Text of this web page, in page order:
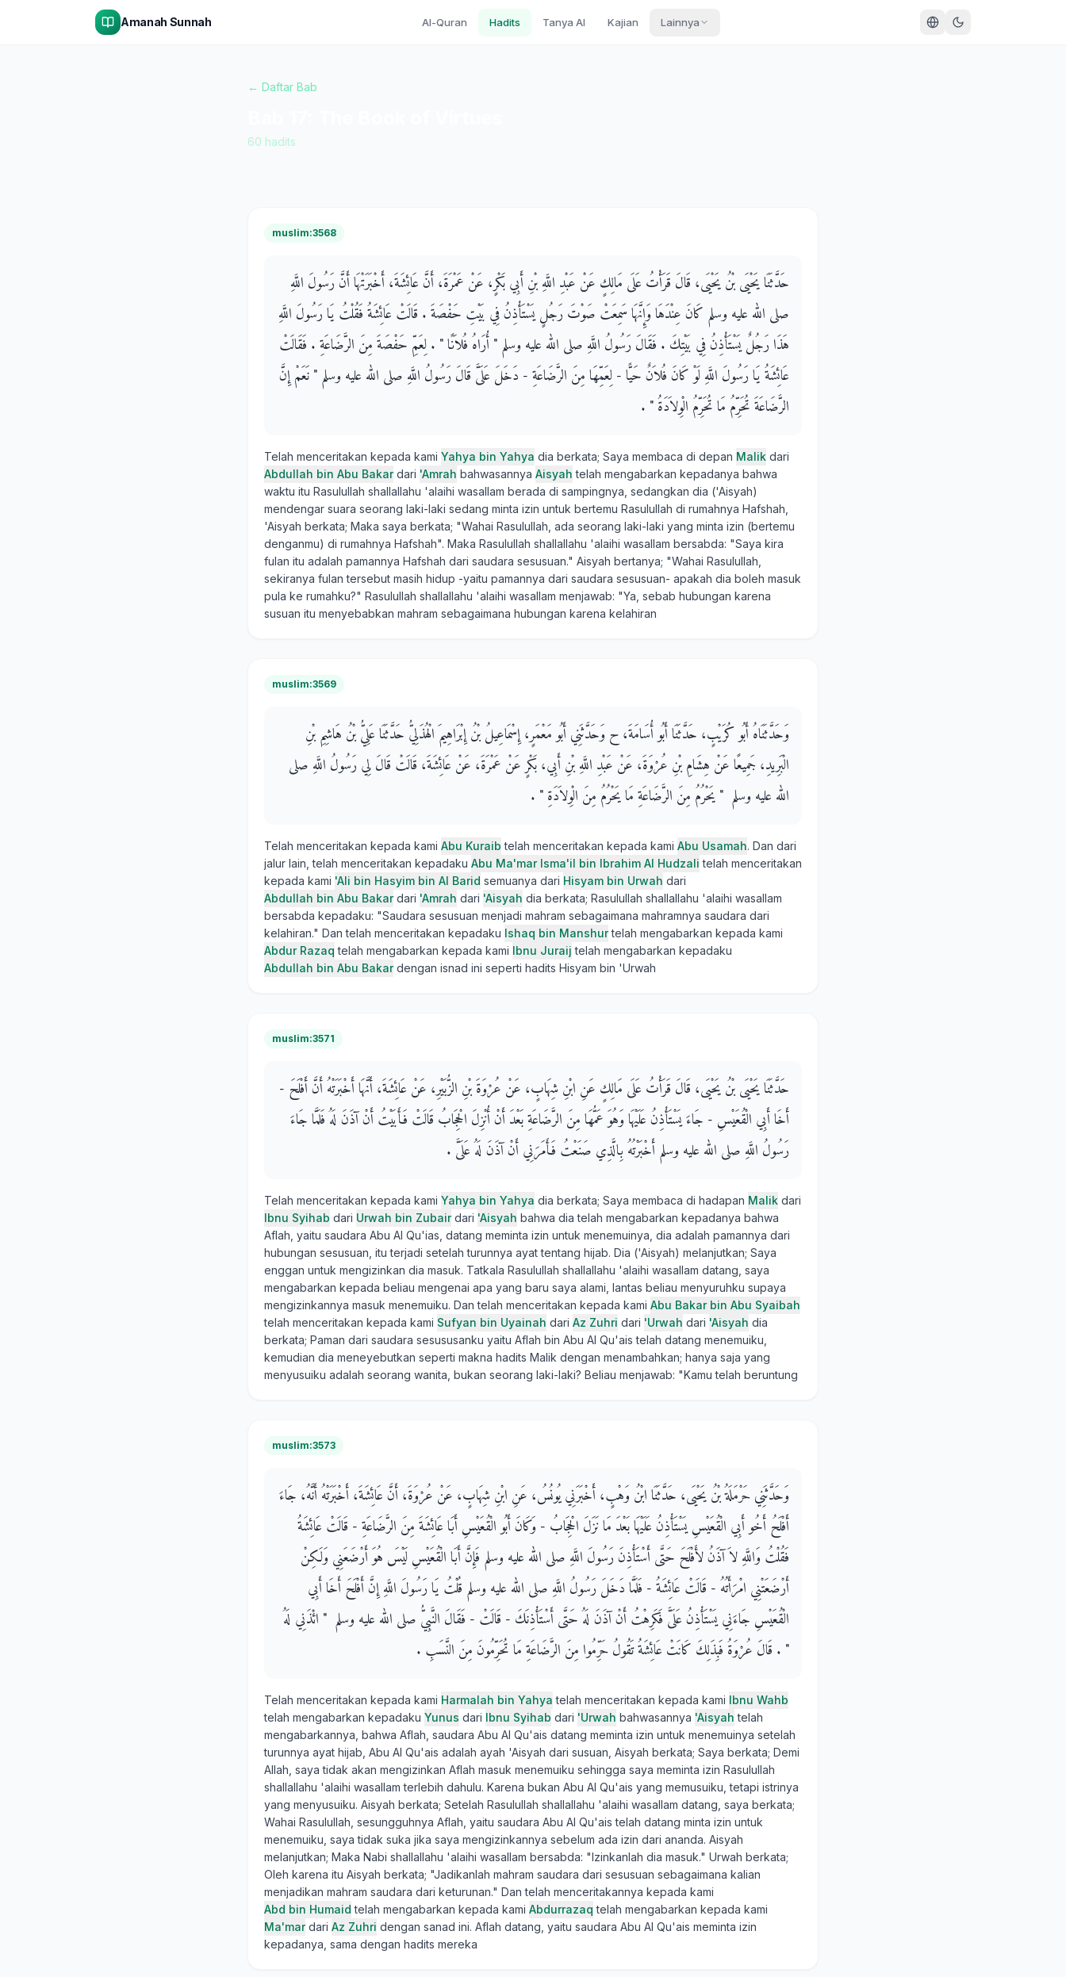
Amanah Sunnah Al-Quran Hadits Tanya AI Kajian Lainnya
← Daftar Bab
60 hadits
muslim:3568
حَدَّثَنَا يَحْيَى بْنُ يَحْيَى، قَالَ قَرَأْتُ عَلَى مَالِكٍ عَنْ عَبْدِ اللَّهِ بْنِ أَبِي بَكْرٍ، عَنْ عَمْرَةَ، أَنَّ عَائِشَةَ، أَخْبَرَتْهَا أَنَّ رَسُولَ اللَّهِ
صلى الله عليه وسلم كَانَ عِنْدَهَا وَإِنَّهَا سَمِعَتْ صَوْتَ رَجُلٍ يَسْتَأْذِنُ فِي بَيْتِ حَفْصَةَ ‏.‏ قَالَتْ عَائِشَةُ فَقُلْتُ يَا رَسُولَ اللَّهِ
هَذَا رَجُلٌ يَسْتَأْذِنُ فِي بَيْتِكَ ‏.‏ فَقَالَ رَسُولُ اللَّهِ صلى الله عليه وسلم ‏"‏ أُرَاهُ فُلاَنًا ‏"‏ ‏.‏ لِعَمِّ حَفْصَةَ مِنَ الرَّضَاعَةِ ‏.‏ فَقَالَتْ
عَائِشَةُ يَا رَسُولَ اللَّهِ لَوْ كَانَ فُلاَنٌ حَيًّا - لِعَمِّهَا مِنَ الرَّضَاعَةِ - دَخَلَ عَلَىَّ قَالَ رَسُولُ اللَّهِ صلى الله عليه وسلم ‏"‏ نَعَمْ إِنَّ
الرَّضَاعَةَ تُحَرِّمُ مَا تُحَرِّمُ الْوِلاَدَةُ ‏"‏ ‏.‏
Telah menceritakan kepada kami Yahya bin Yahya dia berkata; Saya membaca di depan Malik dari
Abdullah bin Abu Bakardari 'Amrah bahwasannya Aisyah telah mengabarkan kepadanya bahwa
waktu itu Rasulullah shallallahu 'alaihi wasallam berada di sampingnya, sedangkan dia ('Aisyah)
mendengar suara seorang laki-laki sedang minta izin untuk bertemu Rasulullah di rumahnya Hafshah,
'Aisyah berkata; Maka saya berkata; "Wahai Rasulullah, ada seorang laki-laki yang minta izin (bertemu
denganmu) di rumahnya Hafshah". Maka Rasulullah shallallahu 'alaihi wasallam bersabda: "Saya kira
fulan itu adalah pamannya Hafshah dari saudara sesusuan." Aisyah bertanya; "Wahai Rasulullah,
sekiranya fulan tersebut masih hidup -yaitu pamannya dari saudara sesusuan- apakah dia boleh masuk
pula ke rumahku?" Rasulullah shallallahu 'alaihi wasallam menjawab: "Ya, sebab hubungan karena
susuan itu menyebabkan mahram sebagaimana hubungan karena kelahiran
muslim:3569
وَحَدَّثَنَاهُ أَبُو كُرَيْبٍ، حَدَّثَنَا أَبُو أُسَامَةَ، ح وَحَدَّثَنِي أَبُو مَعْمَرٍ، إِسْمَاعِيلُ بْنُ إِبْرَاهِيمَ الْهُذَلِيُّ حَدَّثَنَا عَلِيُّ بْنُ هَاشِمِ بْنِ
الْبَرِيدِ، جَمِيعًا عَنْ هِشَامِ بْنِ عُرْوَةَ، عَنْ عَبْدِ اللَّهِ بْنِ أَبِي، بَكْرٍ عَنْ عَمْرَةَ، عَنْ عَائِشَةَ، قَالَتْ قَالَ لِي رَسُولُ اللَّهِ صلى
الله عليه وسلم ‏ "‏ يَحْرُمُ مِنَ الرَّضَاعَةِ مَا يَحْرُمُ مِنَ الْوِلاَدَةِ ‏"‏ ‏.‏
Telah menceritakan kepada kami Abu Kuraib telah menceritakan kepada kami Abu Usamah. Dan dari
jalur lain, telah menceritakan kepadaku Abu Ma'mar Isma'il bin Ibrahim Al Hudzali telah menceritakan
kepada kami 'Ali bin Hasyim bin Al Barid semuanya dari Hisyam bin Urwah dari
Abdullah bin Abu Bakardari 'Amrah dari 'Aisyah dia berkata; Rasulullah shallallahu 'alaihi wasallam
bersabda kepadaku: "Saudara sesusuan menjadi mahram sebagaimana mahramnya saudara dari
kelahiran." Dan telah menceritakan kepadaku Ishaq bin Manshurtelah mengabarkan kepada kami
Abdur Razaq telah mengabarkan kepada kami Ibnu Juraij telah mengabarkan kepadaku
Abdullah bin Abu Bakardengan isnad ini seperti hadits Hisyam bin 'Urwah
muslim:3571
حَدَّثَنَا يَحْيَى بْنُ يَحْيَى، قَالَ قَرَأْتُ عَلَى مَالِكٍ عَنِ ابْنِ شِهَابٍ، عَنْ عُرْوَةَ بْنِ الزُّبَيْرِ، عَنْ عَائِشَةَ، أَنَّهَا أَخْبَرَتْهُ أَنَّ أَفْلَحَ -
أَخَا أَبِي الْقُعَيْسِ - جَاءَ يَسْتَأْذِنُ عَلَيْهَا وَهُوَ عَمُّهَا مِنَ الرَّضَاعَةِ بَعْدَ أَنْ أُنْزِلَ الْحِجَابُ قَالَتْ فَأَبَيْتُ أَنْ آذَنَ لَهُ فَلَمَّا جَاءَ
رَسُولُ اللَّهِ صلى الله عليه وسلم أَخْبَرْتُهُ بِالَّذِي صَنَعْتُ فَأَمَرَنِي أَنْ آذَنَ لَهُ عَلَىَّ ‏.‏
Telah menceritakan kepada kami Yahya bin Yahya dia berkata; Saya membaca di hadapan Malik dari
Ibnu Syihab dari Urwah bin Zubairdari 'Aisyah bahwa dia telah mengabarkan kepadanya bahwa
Aflah, yaitu saudara Abu Al Qu'ias, datang meminta izin untuk menemuinya, dia adalah pamannya dari
hubungan sesusuan, itu terjadi setelah turunnya ayat tentang hijab. Dia ('Aisyah) melanjutkan; Saya
enggan untuk mengizinkan dia masuk. Tatkala Rasulullah shallallahu 'alaihi wasallam datang, saya
mengabarkan kepada beliau mengenai apa yang baru saya alami, lantas beliau menyuruhku supaya
mengizinkannya masuk menemuiku. Dan telah menceritakan kepada kami Abu Bakar bin Abu Syaibah
telah menceritakan kepada kami Sufyan bin Uyainah dari Az Zuhri dari 'Urwah dari 'Aisyah dia
berkata; Paman dari saudara sesususanku yaitu Aflah bin Abu Al Qu'ais telah datang menemuiku,
kemudian dia meneyebutkan seperti makna hadits Malik dengan menambahkan; hanya saja yang
menyusuiku adalah seorang wanita, bukan seorang laki-laki? Beliau menjawab: "Kamu telah beruntung
muslim:3573
وَحَدَّثَنِي حَرْمَلَةُ بْنُ يَحْيَى، حَدَّثَنَا ابْنُ وَهْبٍ، أَخْبَرَنِي يُونُسُ، عَنِ ابْنِ شِهَابٍ، عَنْ عُرْوَةَ، أَنَّ عَائِشَةَ، أَخْبَرَتْهُ أَنَّهُ، جَاءَ
أَفْلَحُ أَخُو أَبِي الْقُعَيْسِ يَسْتَأْذِنُ عَلَيْهَا بَعْدَ مَا نَزَلَ الْحِجَابُ - وَكَانَ أَبُو الْقُعَيْسِ أَبَا عَائِشَةَ مِنَ الرَّضَاعَةِ - قَالَتْ عَائِشَةُ
فَقُلْتُ وَاللَّهِ لاَ آذَنُ لأَفْلَحَ حَتَّى أَسْتَأْذِنَ رَسُولَ اللَّهِ صلى الله عليه وسلم فَإِنَّ أَبَا الْقُعَيْسِ لَيْسَ هُوَ أَرْضَعَنِي وَلَكِنْ
أَرْضَعَتْنِي امْرَأَتُهُ - قَالَتْ عَائِشَةُ - فَلَمَّا دَخَلَ رَسُولُ اللَّهِ صلى الله عليه وسلم قُلْتُ يَا رَسُولَ اللَّهِ إِنَّ أَفْلَحَ أَخَا أَبِي
الْقُعَيْسِ جَاءَنِي يَسْتَأْذِنُ عَلَىَّ فَكَرِهْتُ أَنْ آذَنَ لَهُ حَتَّى أَسْتَأْذِنَكَ - قَالَتْ - فَقَالَ النَّبِيُّ صلى الله عليه وسلم ‏ "‏ ائْذَنِي لَهُ
‏"‏ ‏.‏ قَالَ عُرْوَةُ فَبِذَلِكَ كَانَتْ عَائِشَةُ تَقُولُ حَرِّمُوا مِنَ الرَّضَاعَةِ مَا تُحَرِّمُونَ مِنَ النَّسَبِ ‏.‏
Telah menceritakan kepada kami Harmalah bin Yahya telah menceritakan kepada kami Ibnu Wahb
telah mengabarkan kepadaku Yunus dari Ibnu Syihab dari 'Urwah bahwasannya 'Aisyah telah
mengabarkannya, bahwa Aflah, saudara Abu Al Qu'ais datang meminta izin untuk menemuinya setelah
turunnya ayat hijab, Abu Al Qu'ais adalah ayah 'Aisyah dari susuan, Aisyah berkata; Saya berkata; Demi
Allah, saya tidak akan mengizinkan Aflah masuk menemuiku sehingga saya meminta izin Rasulullah
shallallahu 'alaihi wasallam terlebih dahulu. Karena bukan Abu Al Qu'ais yang memusuiku, tetapi istrinya
yang menyusuiku. Aisyah berkata; Setelah Rasulullah shallallahu 'alaihi wasallam datang, saya berkata;
Wahai Rasulullah, sesungguhnya Aflah, yaitu saudara Abu Al Qu'ais telah datang minta izin untuk
menemuiku, saya tidak suka jika saya mengizinkannya sebelum ada izin dari ananda. Aisyah
melanjutkan; Maka Nabi shallallahu 'alaihi wasallam bersabda: "Izinkanlah dia masuk." Urwah berkata;
Oleh karena itu Aisyah berkata; "Jadikanlah mahram saudara dari sesusuan sebagaimana kalian
menjadikan mahram saudara dari keturunan." Dan telah menceritakannya kepada kami
Abd bin Humaid telah mengabarkan kepada kami Abdurrazaq telah mengabarkan kepada kami
Ma'mardari Az Zuhri dengan sanad ini. Aflah datang, yaitu saudara Abu Al Qu'ais meminta izin
kepadanya, sama dengan hadits mereka